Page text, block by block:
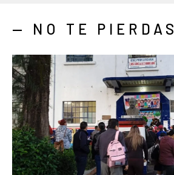
— NO TE PIERDAS